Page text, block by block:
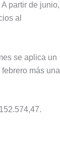
partir de junio,
al
se aplica un
más una